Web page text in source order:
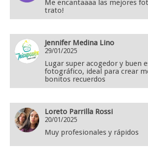
Me encantaaaa las mejores
trato!
Jennifer Medina Lino
29/01/2025
Lugar super acogedor y buen
fotográfico, ideal para crear
bonitos recuerdos
Loreto Parrilla Rossi
20/01/2025
Muy profesionales y rápidos